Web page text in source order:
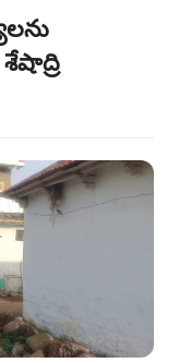
శేషాద్రి